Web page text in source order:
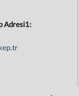
Adresi1: